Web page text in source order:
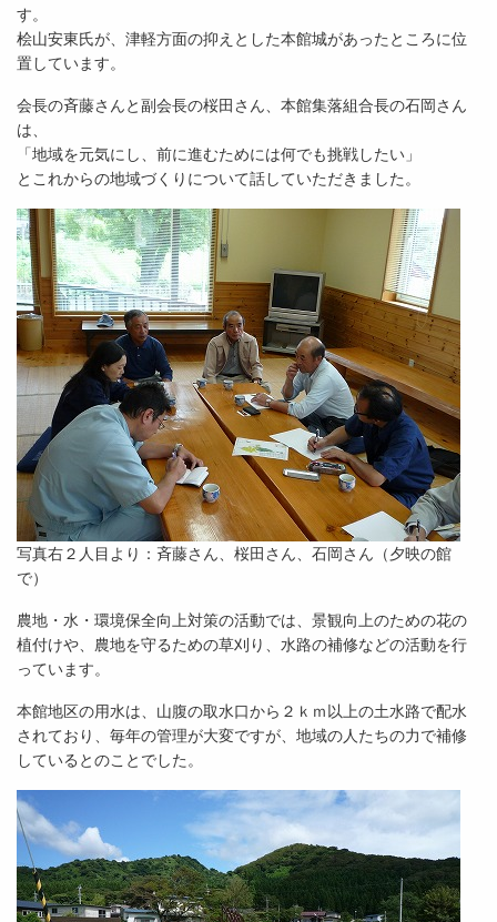
す。
桧山安東氏が、津軽方面の抑えとした本館城があったところに位
置しています。
会長の斉藤さんと副会長の桜田さん、本館集落組合長の石岡さん
は、
「地域を元気にし、前に進むためには何でも挑戦したい」
とこれからの地域づくりについて話していただきました。
写真右２人目より：斉藤さん、桜田さん、石岡さん（夕映の館
で）
農地・水・環境保全向上対策の活動では、景観向上のための花の
植付けや、農地を守るための草刈り、水路の補修などの活動を行
っています。
本館地区の用水は、山腹の取水口から２ｋｍ以上の土水路で配水
されており、毎年の管理が大変ですが、地域の人たちの力で補修
しているとのことでした。